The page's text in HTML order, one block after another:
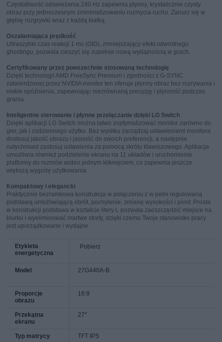
Częstotliwość odświeżania 240 Hz zapewnia płynny, krystalicznie czysty
obraz przy jednoczesnym zminimalizowaniu rozmycia ruchu. Zanurz się w
głębię rozgrywki wraz z każdą klatką.
Oszałamiająca prędkość
Ultraszybki czas reakcji 1 ms (GtG), zmniejszający efekt odwrotnego
ghostingu, pozwala cieszyć się zupełnie nową wydajnością w grach.
Certyfikowany przez powszechnie stosowaną technologię
Dzięki technologii AMD FreeSync Premium i zgodności z G-SYNC
zatwierdzonej przez NVIDIA monitor ten oferuje płynny obraz bez rozrywania i
niskie opóźnienia, zapewniając niezrównaną precyzję i płynność podczas
grania.
Inteligentne sterowanie i płynne przełączanie dzięki LG Switch
Dzięki aplikacji LG Switch można łatwo zoptymalizować monitor zarówno do
gier, jak i codziennego użytku. Bez wysiłku zarządzaj ustawieniami monitora
dostosuj jakość obrazu i jasność do swoich preferencji, a następnie
natychmiast zastosuj ustawienia za pomocą skrótu klawiszowego. Aplikacja
umożliwia również podzielenie ekranu na 11 układów i uruchomienie
platformy do rozmów wideo jednym kliknięciem, co zapewnia jeszcze
większą wygodę użytkowania.
Kompaktowy i elegancki
Praktycznie bezramkowa konstrukcja w połączeniu z w pełni regulowaną
podstawą umożliwiającą obrót, pochylenie, zmianę wysokości i pivot. Prosta
w konstrukcji podstawa w kształcie litery L pozwala zaoszczędzić miejsce na
biurku i wyeliminować martwe strefy, dzięki czemu Twoje stanowisko pracy
jest uporządkowane i wydajne.
Etykieta
energetyczna
Pobierz
Model 27G440A-B
Proporcje
obrazu
16:9
Przekątna
ekranu
27"
Typ matrycy TFT IPS